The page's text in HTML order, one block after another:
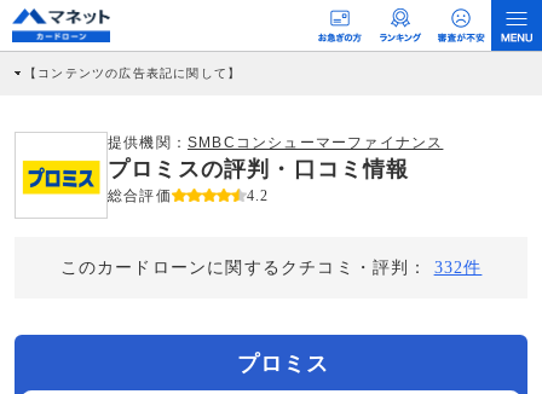
【コンテンツの広告表記に関して】
社に対して企業から紹介報酬が支払われるという収益モデルです。 ただし、特定の
商品を根拠なくPRするものではなく、当編集部の調査／ユーザーへの口コミ収集な
どに基づき、公平性を担保した情報提供を行っています。
>提携企業一覧
提供機関： SMBCコンシューマーファイナンス
プロミスの評判・口コミ情報
総合評価 4.2
このカードローンに関するクチコミ・評判： 332件
プロミス